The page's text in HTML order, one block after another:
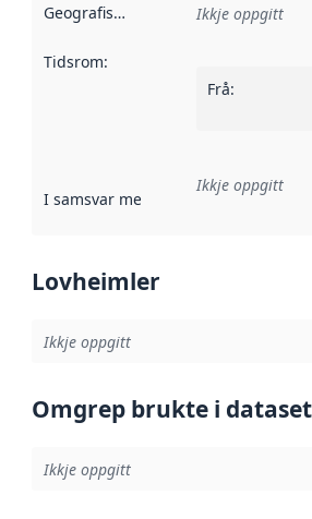
Geografisk område Ikkje oppgitt
Tidsrom:
Frå:
I samsvar med Referanse til ei
Ikkje oppgitt
Lovheimler
Ikkje oppgitt
Omgrep brukte i
Ikkje oppgitt